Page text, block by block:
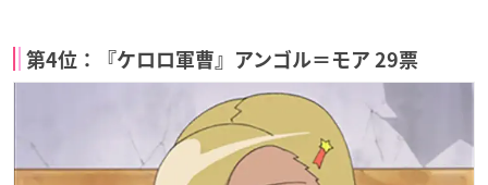
第4位：『ケロロ軍曹』アンゴル＝モア 29票